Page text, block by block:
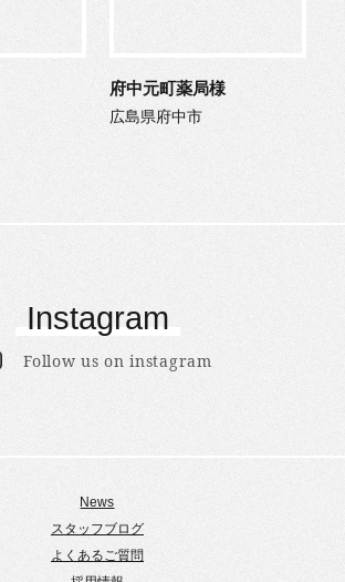
府中元町薬局様
広島県府中市
Instagram
Follow us on instagram
News
スタッフブログ
よくあるご質問